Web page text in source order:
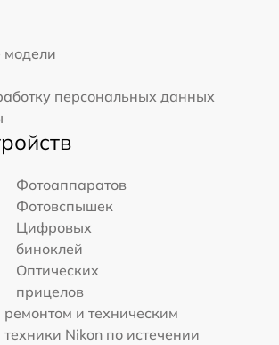
модели
персональных данных
Фотоаппаратов
Фотовспышек
Цифровых
биноклей
Оптических
прицелов
и техническим
Nikon по истечении